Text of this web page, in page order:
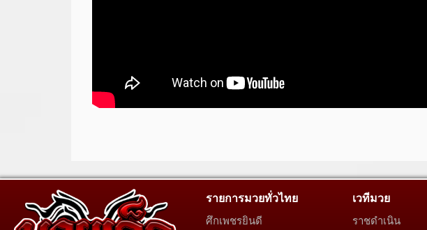
รายการมวยทั่วไทย
ศึกเพชรยินดี
เวทีมวย
ราชดำเนิน